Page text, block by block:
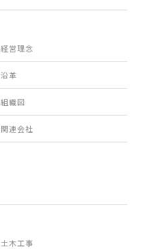
経営理念
沿革
組織図
関連会社
土木工事